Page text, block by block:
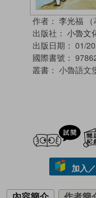
作者： 李光福 （
出版社： 小魯文
出版日期： 01/
國際書號：
叢書： 小魯語文
試
加入